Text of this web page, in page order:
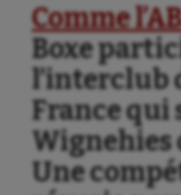
Aéronautique
Athlétisme
Auto
Aviron
Balle à la main
Comme
Boxe
l’interclub
France qui
Wignehies
Une